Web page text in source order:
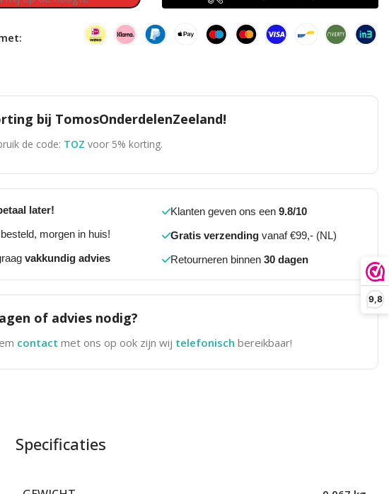
9,8
bij TomosOnderdelenZeeland!
de code: TOZ voor 5% korting.
later!
morgen in huis!
vakkundig advies
Klanten geven ons een 9.8/10
Gratis verzendingvanaf €99,- (NL)
Retourneren binnen 30 dagen
of advies nodig?
contact met ons op ook zijn wij telefonisch bereikbaar!
Specificaties